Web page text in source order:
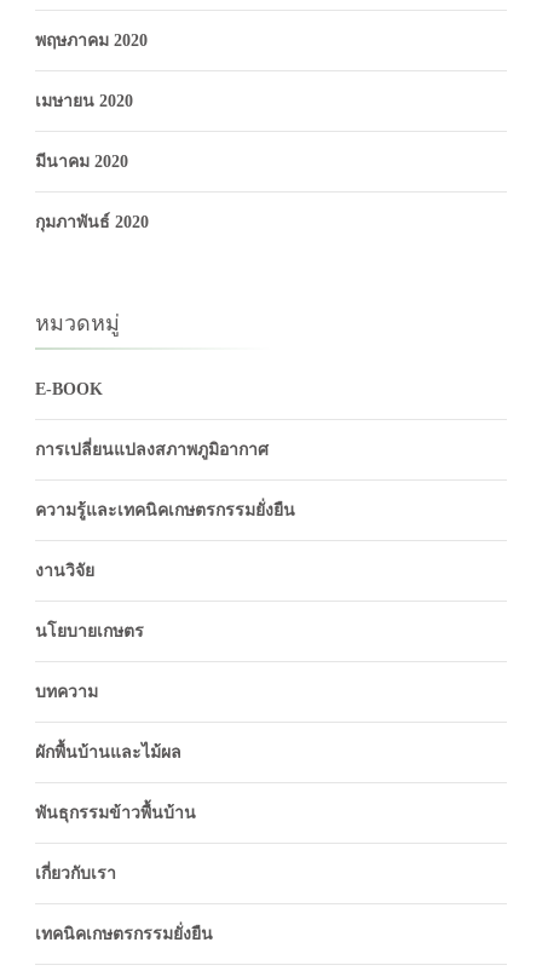
พฤษภาคม 2020
เมษายน 2020
มีนาคม 2020
กุมภาพันธ์ 2020
หมวดหมู่
E-BOOK
การเปลี่ยนแปลงสภาพภูมิอากาศ
ความรู้และเทคนิคเกษตรกรรมยั่งยืน
งานวิจัย
นโยบายเกษตร
บทความ
ผักพื้นบ้านและไม้ผล
พันธุกรรมข้าวพื้นบ้าน
เกี่ยวกับเรา
เทคนิคเกษตรกรรมยั่งยืน